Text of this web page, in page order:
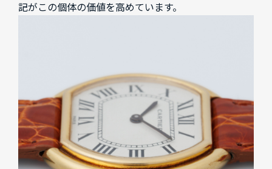
記がこの個体の価値を高めています。